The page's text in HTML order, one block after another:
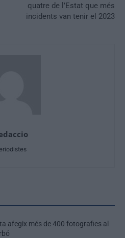
quatre de l’Estat que més
incidents van tenir el 2023
afegix més de 400 fotografies al